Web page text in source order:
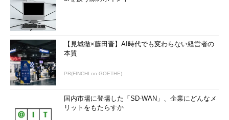
【見城徹×藤田晋】AI時代でも変わらない経営者の
本質
PR(FINCHI on GOETHE)
国内市場に登場した「SD-WAN」、企業にどんなメ
リットをもたらすか